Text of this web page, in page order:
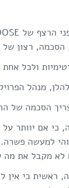
ולכל
מנהל
הסכמה של
כי אם יוותר
ראשית כי